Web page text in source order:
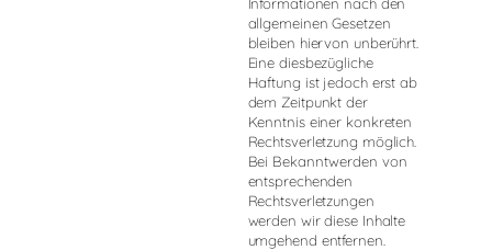
allgemeinen Gesetzen
bleiben hiervon unberührt.
Eine diesbezügliche
Haftung ist jedoch erst ab
dem Zeitpunkt der
Kenntnis einer konkreten
Rechtsverletzung möglich.
Bei Bekanntwerden von
entsprechenden
Rechtsverletzungen
werden wir diese Inhalte
umgehend entfernen.